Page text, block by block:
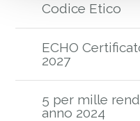
Codice Etico
ECHO
2027
5 per mille
anno 2024